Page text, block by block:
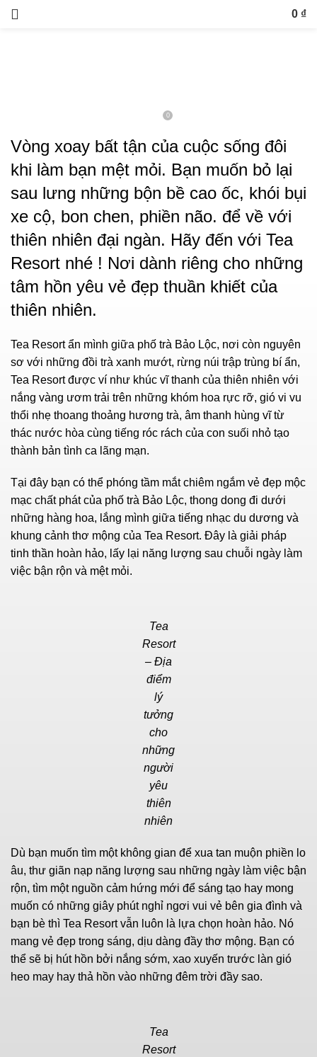
0 ₫
0
Vòng xoay bất tận của cuộc sống đôi
khi làm bạn mệt mỏi. Bạn muốn bỏ lại
sau lưng những bộn bề cao ốc, khói bụi
xe cộ, bon chen, phiền não. để về với
thiên nhiên đại ngàn. Hãy đến với Tea
Resort nhé ! Nơi dành riêng cho những
tâm hồn yêu vẻ đẹp thuần khiết của
thiên nhiên.
Tea Resort ẩn mình giữa phố trà Bảo Lộc, nơi còn nguyên
sơ với những đồi trà xanh mướt, rừng núi trập trùng bí ẩn,
Tea Resort được ví như khúc vĩ thanh của thiên nhiên với
nắng vàng ươm trải trên những khóm hoa rực rỡ, gió vi vu
thổi nhẹ thoang thoảng hương trà, âm thanh hùng vĩ từ
thác nước hòa cùng tiếng róc rách của con suối nhỏ tạo
thành bản tình ca lãng mạn.
Tại đây bạn có thể phóng tầm mắt chiêm ngắm vẻ đẹp mộc
mạc chất phát của phố trà Bảo Lộc, thong dong đi dưới
những hàng hoa, lắng mình giữa tiếng nhạc du dương và
khung cảnh thơ mộng của Tea Resort. Đây là giải pháp
tinh thần hoàn hảo, lấy lại năng lượng sau chuỗi ngày làm
việc bận rộn và mệt mỏi.
Tea
Resort
– Địa
điểm
lý
tưởng
cho
những
người
yêu
thiên
nhiên
Dù bạn muốn tìm một không gian để xua tan muộn phiền lo
âu, thư giãn nạp năng lượng sau những ngày làm việc bận
rộn, tìm một nguồn cảm hứng mới để sáng tạo hay mong
muốn có những giây phút nghỉ ngơi vui vẻ bên gia đình và
bạn bè thì Tea Resort vẫn luôn là lựa chọn hoàn hảo. Nó
mang vẻ đẹp trong sáng, dịu dàng đầy thơ mộng. Bạn có
thể sẽ bị hút hồn bởi nắng sớm, xao xuyến trước làn gió
heo may hay thả hồn vào những đêm trời đầy sao.
Tea
Resort